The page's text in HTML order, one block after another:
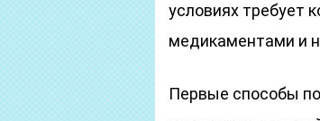
условиях требует
медикаментами и
Первые способы